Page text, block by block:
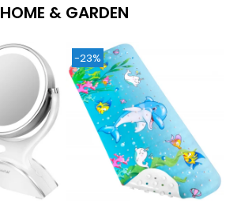
ta!
HOME & GARDEN
-23%